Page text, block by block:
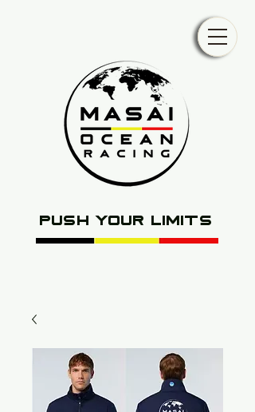
push your limits